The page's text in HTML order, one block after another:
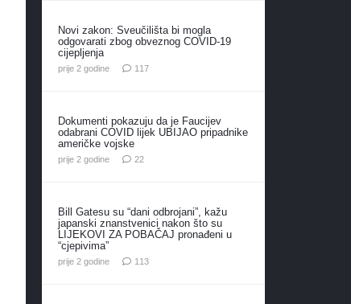
Novi zakon: Sveučilišta bi mogla
odgovarati zbog obveznog COVID-19
cijepljenja
prije 2 godine 117komentara
Dokumenti pokazuju da je Faucijev
odabrani COVID lijek UBIJAO pripadnike
američke vojske
prije 2 godine 22komentara
Bill Gatesu su “dani odbrojani”, kažu
japanski znanstvenici nakon što su
LIJEKOVI ZA POBAČAJ pronađeni u
“cjepivima”
prije 2 godine 113komentara